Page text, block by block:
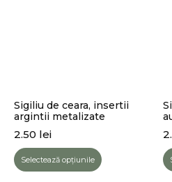
Sigiliu de ceara, insertii
argintii metalizate
2.50 lei
Selectează opțiunile